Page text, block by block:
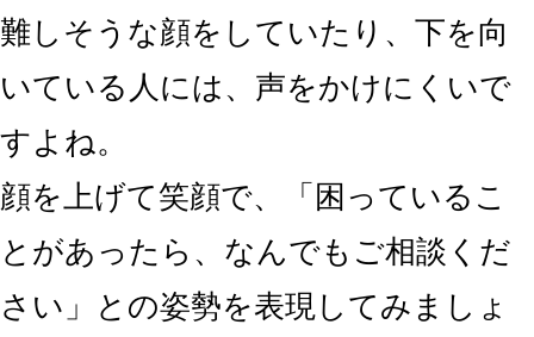
難しそうな顔をしていたり、下を向
いている人には、声をかけにくいで
すよね。
顔を上げて笑顔で、「困っているこ
とがあったら、なんでもご相談くだ
さい」との姿勢を表現してみましょ